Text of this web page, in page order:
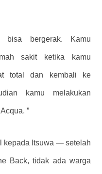
bisa bergerak. Kamu
sakit ketika kamu
total dan kembali ke
kamu melakukan
”
kepada Itsuwa — setelah
Back, tidak ada warga